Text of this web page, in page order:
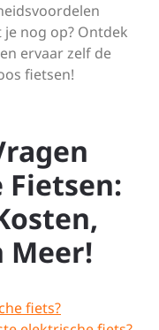
nog op? Ontdek
ervaar zelf de
fietsen!
Meer!
fiets?